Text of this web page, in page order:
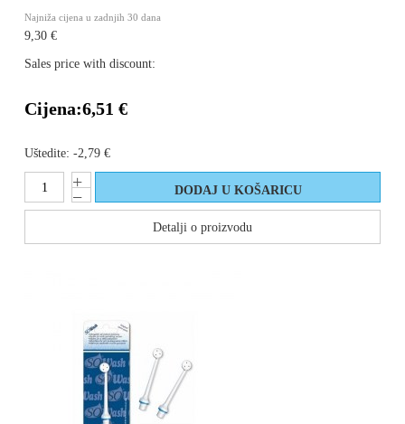
Najniža cijena u zadnjih 30 dana
9,30 €
Sales price with discount:
Cijena:6,51 €
Uštedite: -2,79 €
Detalji o proizvodu